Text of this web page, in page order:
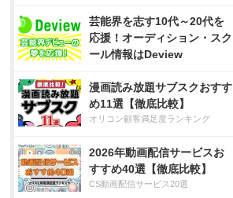
芸能界を志す10代～20代を
応援！オーディション・スク
ール情報はDeview
漫画読み放題サブスクおすす
め11選【徹底比較】
オリコン顧客満足度ランキング
2026年動画配信サービスお
すすめ40選【徹底比較】
CS動画配信サービス20選